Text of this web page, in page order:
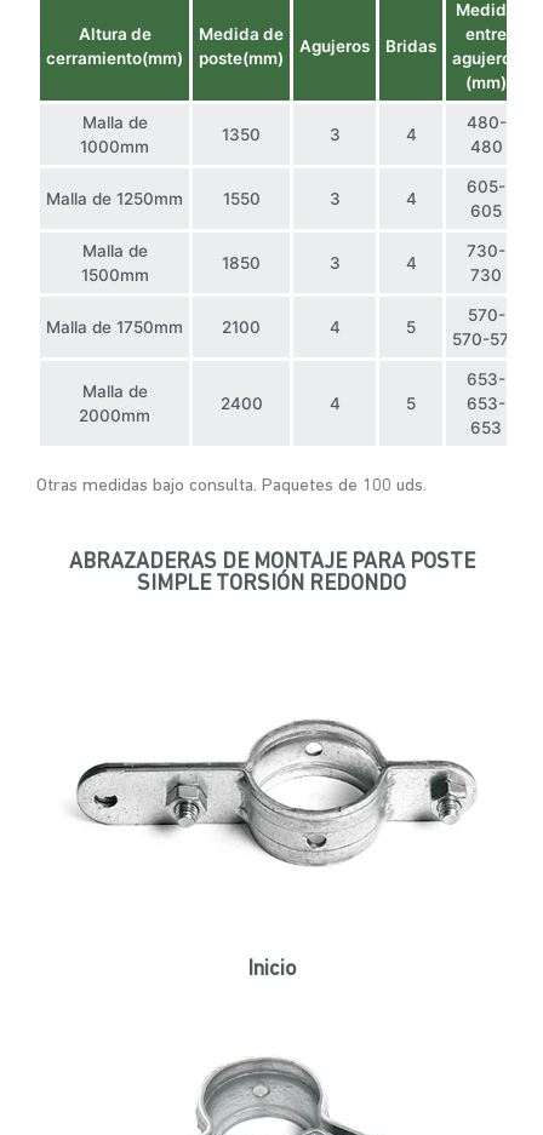
Altura de
cerramiento(mm)
Medida de
poste(mm)
Agujeros Bridas
Medida
entre
agujeros
(mm)
Malla de
1000mm
1350 3 4
480-
480
Malla de 1250mm 1550 3 4
605-
605
Malla de
1500mm
1850 3 4
730-
730
Malla de 1750mm 2100 4 5
570-
570-570
Malla de
2000mm
2400 4 5
653-
653-
653
Otras medidas bajo consulta. Paquetes de 100 uds.
ABRAZADERAS DE MONTAJE PARA POSTE
SIMPLE TORSIÓN REDONDO
Inicio